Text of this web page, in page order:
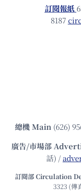
訂閱報紙
8187
總機Main (626)
廣告/市場部
話) /
訂閱部 Circulation
3323 (傳